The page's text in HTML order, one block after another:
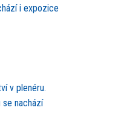
i expozice
v plenéru.
nachází